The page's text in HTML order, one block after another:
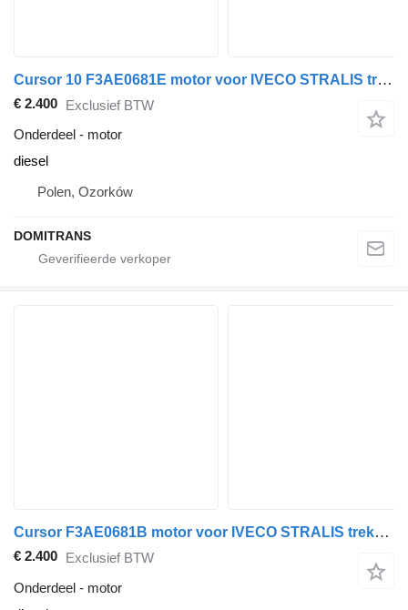
Cursor 10 F3AE0681E motor voor IVECO STRALIS trekker
€ 2.400 Exclusief BTW
Onderdeel - motor
diesel
Polen, Ozorków
DOMITRANS
Cursor F3AE0681B motor voor IVECO STRALIS trekker
€ 2.400 Exclusief BTW
Onderdeel - motor